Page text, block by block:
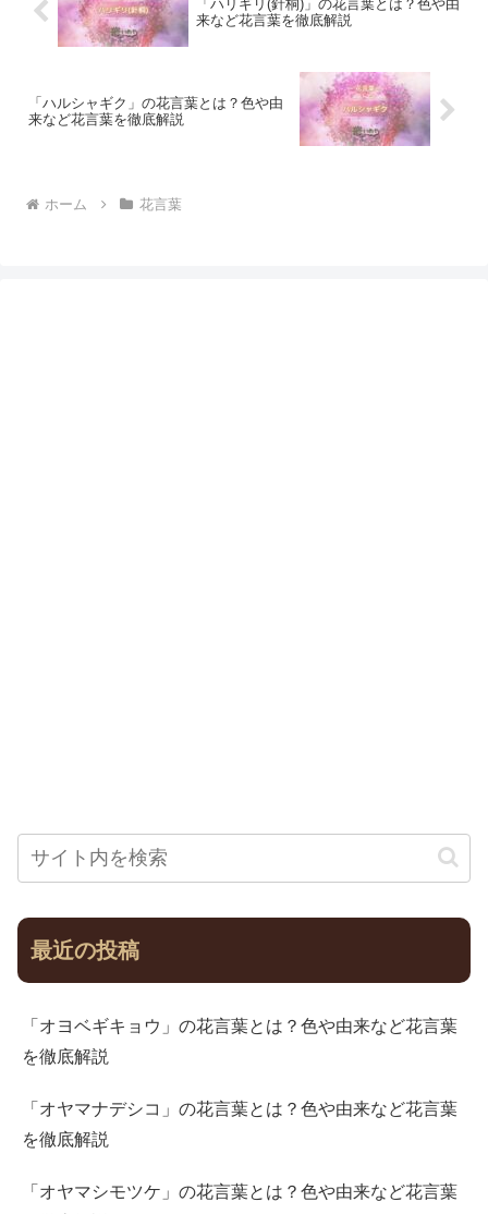
「ハリギリ(針桐)」の花言葉とは？色や由
来など花言葉を徹底解説
「ハルシャギク」の花言葉とは？色や由
来など花言葉を徹底解説
ホーム 花言葉
最近の投稿
「オヨベギキョウ」の花言葉とは？色や由来など花言葉
を徹底解説
「オヤマナデシコ」の花言葉とは？色や由来など花言葉
を徹底解説
「オヤマシモツケ」の花言葉とは？色や由来など花言葉